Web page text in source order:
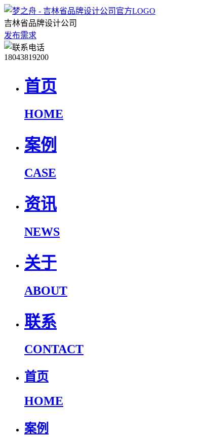
吉林省品牌设计公司
发布需求
18043819200
首页
HOME
案例
CASE
资讯
NEWS
关于
ABOUT
联系
CONTACT
首页
HOME
案例